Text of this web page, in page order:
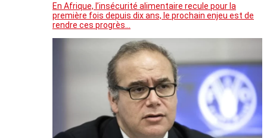
En Afrique, l’insécurité alimentaire recule pour la
première fois depuis dix ans, le prochain enjeu est de
rendre ces progrès…